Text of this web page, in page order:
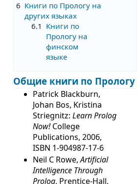
6 Книги по Прологу на
других языках
6.1 Книги по
Прологу на
финском
языке
Общие книги по Прологу
Patrick Blackburn,
Johan Bos, Kristina
Striegnitz:Learn Prolog
Now!College
Publications, 2006,
ISBN 1-904987-17-6
Neil C Rowe,Artificial
Intelligence Through
Prolog, Prentice-Hall,